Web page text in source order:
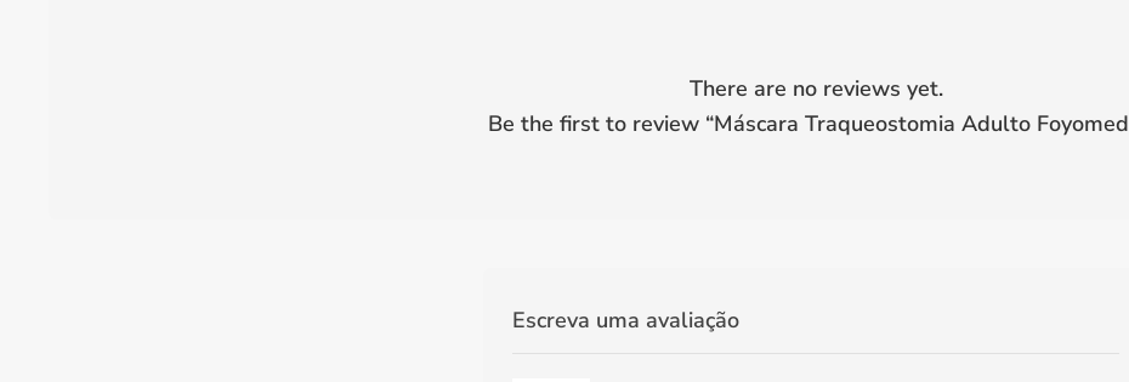
There are no reviews yet.
Be the first to review “Máscara Traqueostomia Adulto Foyomed
Escreva uma avaliação